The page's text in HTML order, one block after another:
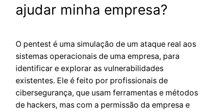
ajudar minha empresa?
O pentest é uma simulação de um ataque real aos
sistemas operacionais de uma empresa, para
identificar e explorar as vulnerabilidades
existentes. Ele é feito por profissionais de
cibersegurança, que usam ferramentas e métodos
de hackers, mas com a permissão da empresa e